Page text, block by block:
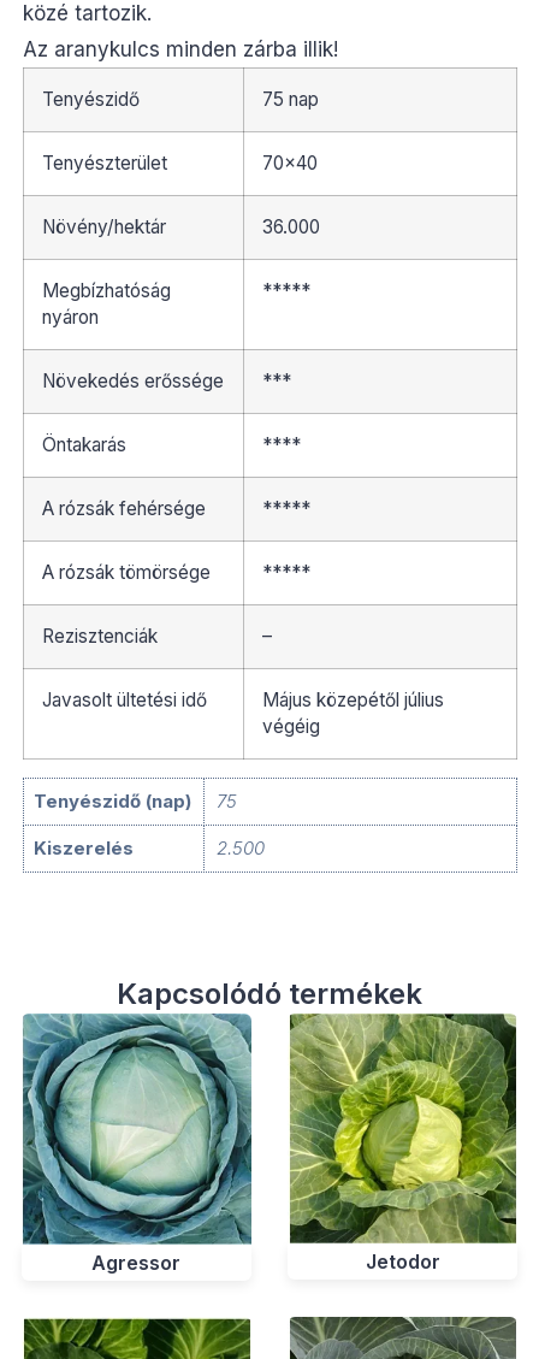
közé tartozik.
Az aranykulcs minden zárba illik!
Tenyészidő 75 nap
Tenyészterület 70×40
Növény/hektár 36.000
Megbízhatóság
nyáron
*****
Növekedés erőssége ***
Öntakarás ****
A rózsák fehérsége *****
A rózsák tömörsége *****
Rezisztenciák –
Javasolt ültetési idő
Május közepétől július
végéig
Tenyészidő (nap) 75
Kiszerelés 2.500
Kapcsolódó termékek
Agressor Jetodor